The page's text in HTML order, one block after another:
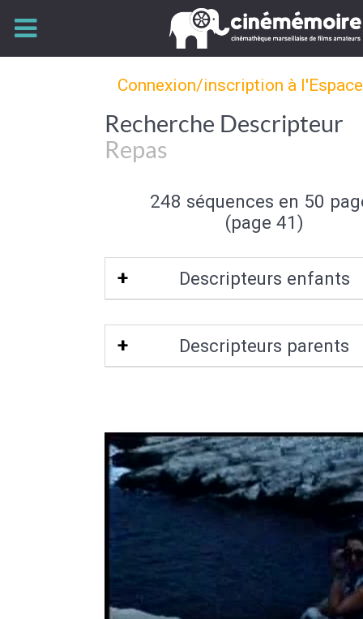
Connexion/inscription à
Recherche Descripteur
Repas
248 séquences en 50
(page 41)
Descripteurs enfants
Déjeuner|Souper|Petit déjeuner|
d'enfant
Barbecue|Méchoui|Goûter
Tétée au sein|Tétée au biberon|
Descripteurs parents